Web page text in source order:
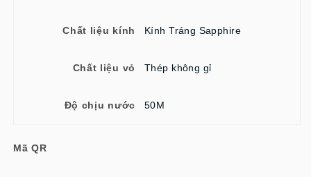
Chất liệu kính Kính Tráng Sapphire
Chất liệu vỏ Thép không gỉ
Độ chịu nước 50M
Mã QR